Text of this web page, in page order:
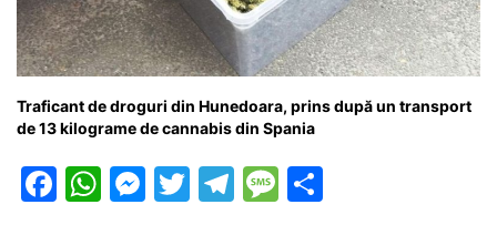
Traficant de droguri din Hunedoara, prins după un transport
de 13 kilograme de cannabis din Spania
F
W M T
T
M